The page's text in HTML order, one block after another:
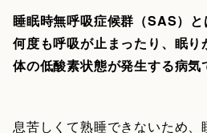
睡眠時無呼吸症候群（SAS）
何度も呼吸が止まったり、眠り
体の低酸素状態が発生する病気
息苦しくて熟睡できないため、